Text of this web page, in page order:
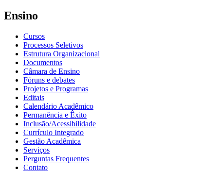
Ensino
Cursos
Processos Seletivos
Estrutura Organizacional
Documentos
Câmara de Ensino
Fóruns e debates
Projetos e Programas
Editais
Calendário Acadêmico
Permanência e Êxito
Inclusão/Acessibilidade
Currículo Integrado
Gestão Acadêmica
Serviços
Perguntas Frequentes
Contato